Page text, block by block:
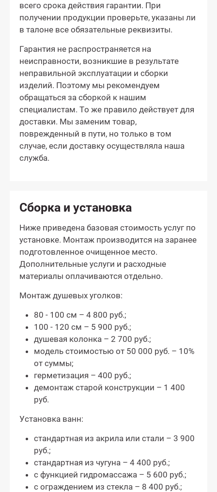
всего срока действия гарантии. При
получении продукции проверьте, указаны ли
в талоне все обязательные реквизиты.
Гарантия не распространяется на
неисправности, возникшие в результате
неправильной эксплуатации и сборки
изделий. Поэтому мы рекомендуем
обращаться за сборкой к нашим
специалистам. То же правило действует для
доставки. Мы заменим товар,
поврежденный в пути, но только в том
случае, если доставку осуществляла наша
служба.
Сборка и установка
Ниже приведена базовая стоимость услуг по
установке. Монтаж производится на заранее
подготовленное очищенное место.
Дополнительные услуги и расходные
материалы оплачиваются отдельно.
Монтаж душевых уголков:
80 - 100 см – 4 800 руб.;
100 - 120 см – 5 900 руб.;
душевая колонка – 2 700 руб.;
модель стоимостью от 50 000 руб. – 10%
от суммы;
герметизация – 400 руб.;
демонтаж старой конструкции – 1 400
руб.
Установка ванн:
стандартная из акрила или стали – 3 900
руб.;
стандартная из чугуна – 4 400 руб.;
с функцией гидромассажа – 5 600 руб.;
с ограждением из стекла – 8 400 руб.;